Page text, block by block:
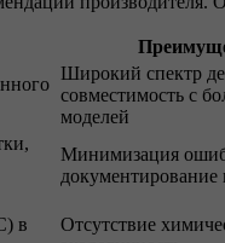
Широкий спектр
совместимость с
моделей
Минимизация
документирование
в
Отсутствие